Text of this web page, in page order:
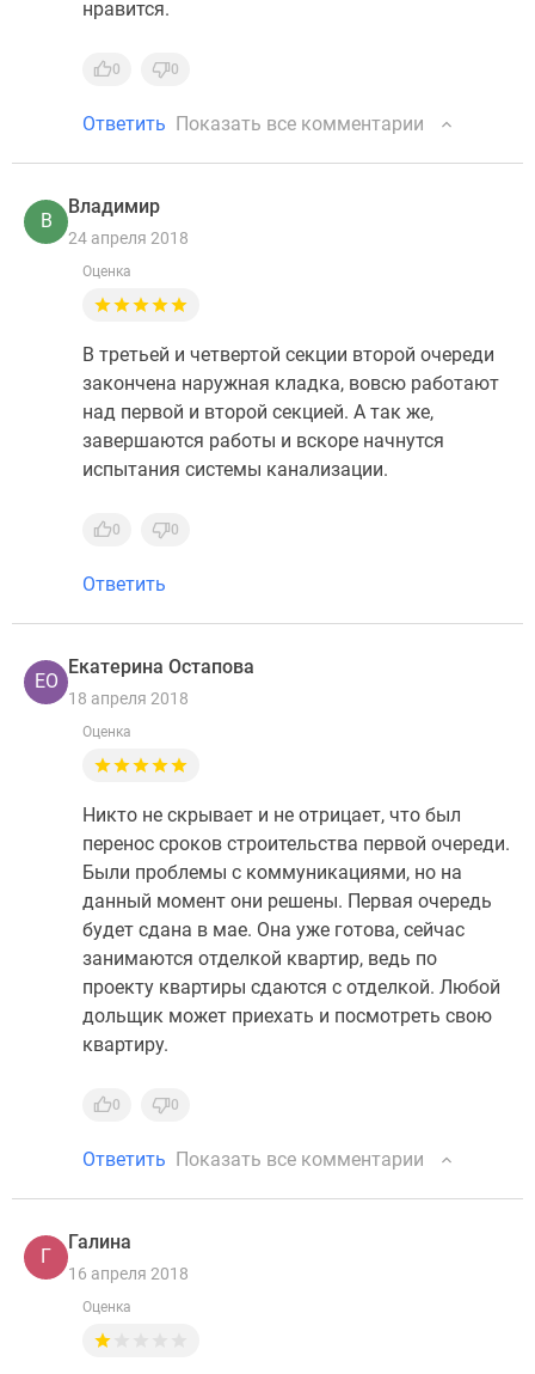
нравится.
0 0
Ответить Показать все комментарии
В
Владимир
24 апреля 2018
Оценка
В третьей и четвертой секции второй очереди
закончена наружная кладка, вовсю работают
над первой и второй секцией. А так же,
завершаются работы и вскоре начнутся
испытания системы канализации.
0 0
Ответить
ЕО
Екатерина Остапова
18 апреля 2018
Оценка
Никто не скрывает и не отрицает, что был
перенос сроков строительства первой очереди.
Были проблемы с коммуникациями, но на
данный момент они решены. Первая очередь
будет сдана в мае. Она уже готова, сейчас
занимаются отделкой квартир, ведь по
проекту квартиры сдаются с отделкой. Любой
дольщик может приехать и посмотреть свою
квартиру.
0 0
Ответить Показать все комментарии
Г
Галина
16 апреля 2018
Оценка